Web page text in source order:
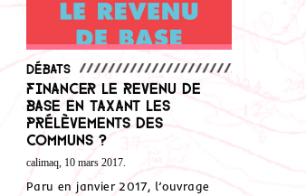
Débats
Financer le revenu de
base en taxant les
prélèvements des
Communs ?
calimaq, 10 mars 2017.
Paru en janvier 2017, l’ouvrage